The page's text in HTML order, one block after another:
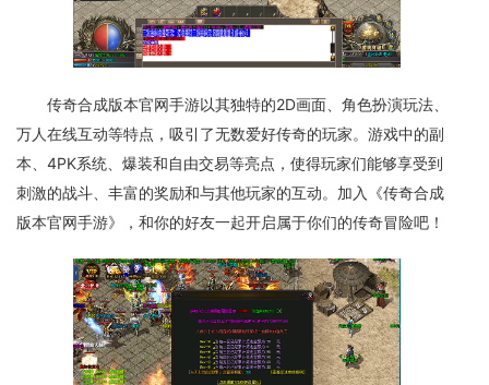
传奇合成版本官网手游以其独特的2D画面、角色扮演玩法、
万人在线互动等特点，吸引了无数爱好传奇的玩家。游戏中的副
本、4PK系统、爆装和自由交易等亮点，使得玩家们能够享受到
刺激的战斗、丰富的奖励和与其他玩家的互动。加入《传奇合成
版本官网手游》，和你的好友一起开启属于你们的传奇冒险吧！